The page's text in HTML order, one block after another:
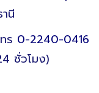
นี
ร 0-2240-0416
ชั่วโมง)